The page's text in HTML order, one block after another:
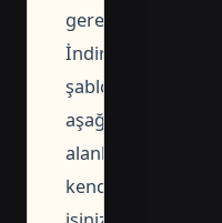
gerekir.
İndirdiğiniz
şablonda
aşağıdaki
alanları
kendi